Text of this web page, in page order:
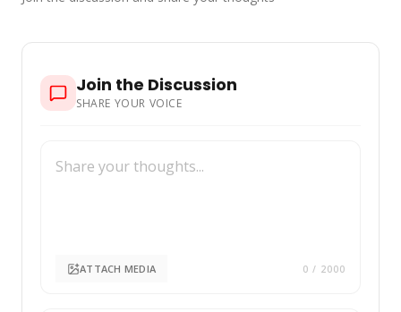
Join the Discussion
SHARE YOUR VOICE
ATTACH MEDIA 0 / 2000